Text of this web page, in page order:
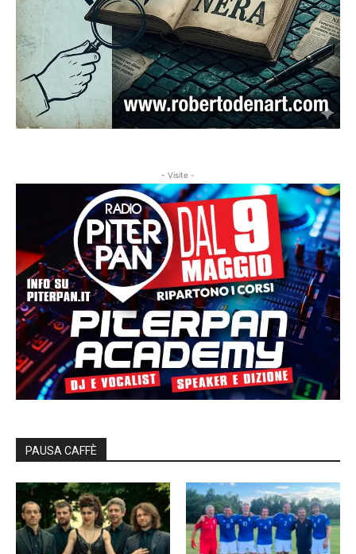
- Visite -
PAUSA CAFFÈ